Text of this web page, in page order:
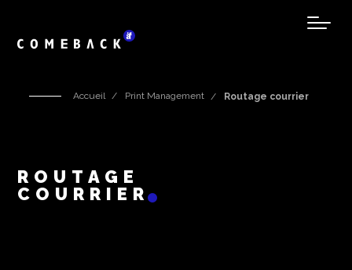
Accueil Print Management Routage courrier
ROUTAGE
COURRIER